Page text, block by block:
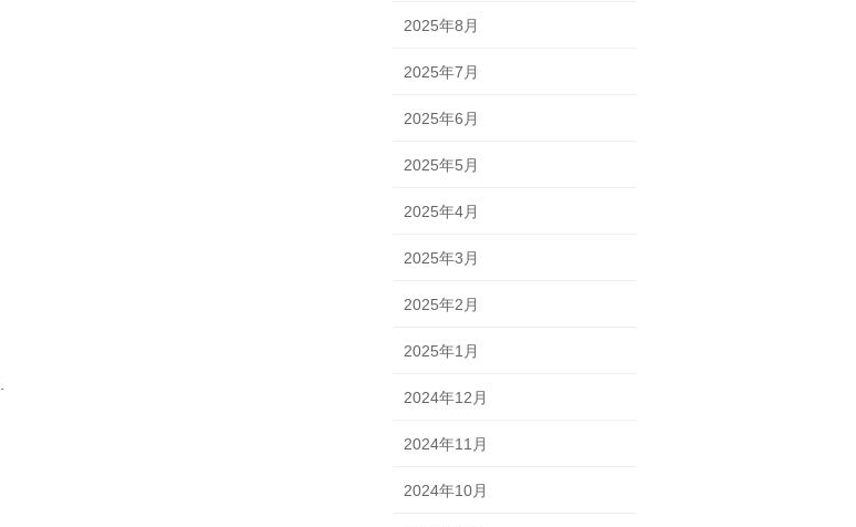
2025年8月
2025年7月
2025年6月
2025年5月
2025年4月
2025年3月
2025年2月
2025年1月
2024年12月
2024年11月
2024年10月